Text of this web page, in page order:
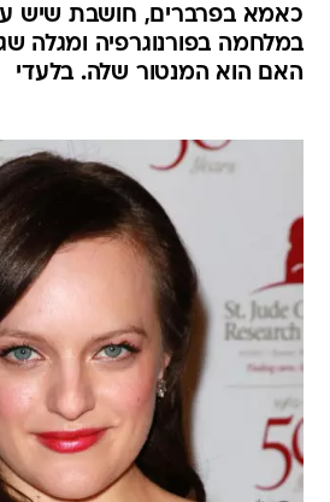
כאמא בפרברים, חושבת שיש
במלחמה בפורנוגרפיה ומגלה
האם הוא המנטור שלה. בלעדי